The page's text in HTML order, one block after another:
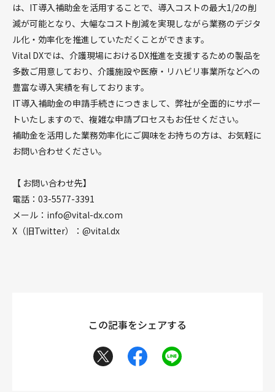
は、IT導入補助金を活用することで、導入コストの最大1/2の削
減が可能となり、大幅なコスト削減を実現しながら業務のデジタ
ル化・効率化を推進していただくことができます。
Vital DXでは、介護現場におけるDX推進を支援するための製品を
多数ご用意しており、介護施設や医療・リハビリ事業所などへの
豊富な導入実績を有しております。
IT導入補助金の申請手続きにつきまして、弊社が全面的にサポー
トいたしますので、複雑な申請プロセスもお任せください。
補助金を活用した業務効率化にご興味をお持ちの方は、お気軽に
お問い合わせください。
【 お問い合わせ先】
電話：03-5577-3391
メール：info@vital-dx.com
X（旧Twitter）：@vital.dx
この記事をシェアする